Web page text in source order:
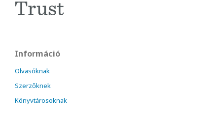
Információ
Olvasóknak
Szerzőknek
Könyvtárosoknak